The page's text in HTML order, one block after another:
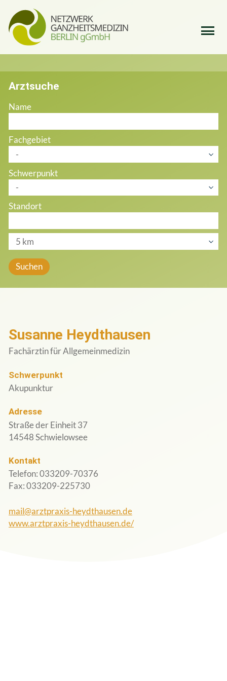
Wer sind wir
Unser Team
Therapeuten
Veranstaltungen
Login Ärzte
Arztsuche
Name
Fachgebiet
Schwerpunkt
Standort
Susanne Heydthausen
Fachärztin für Allgemeinmedizin
Schwerpunkt
Akupunktur
Adresse
Straße der Einheit 37
14548 Schwielowsee
Kontakt
Telefon: 033209-70376
Fax: 033209-225730
mail@arztpraxis-heydthausen.de
www.arztpraxis-heydthausen.de/